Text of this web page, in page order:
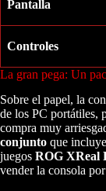
Pantalla
Controles
La gran pega: Un
Sobre el papel, la
de los PC portátiles,
compra muy
conjunto que
juegos ROG XReal
vender la consola